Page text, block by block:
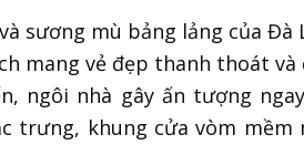
sương mù bảng lảng của Đà
mang vẻ đẹp thanh thoát và
ngôi nhà gây ấn tượng
trưng, khung cửa vòm mềm